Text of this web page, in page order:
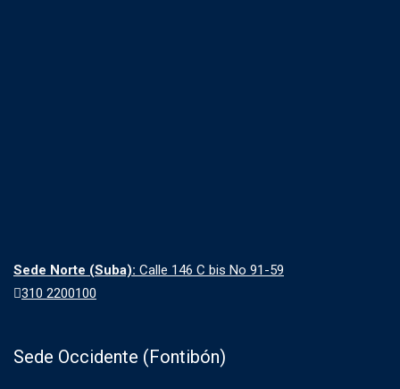
Sede Norte (Suba): Calle 146 C bis No 91-59
310 2200100
Sede Occidente (Fontibón)